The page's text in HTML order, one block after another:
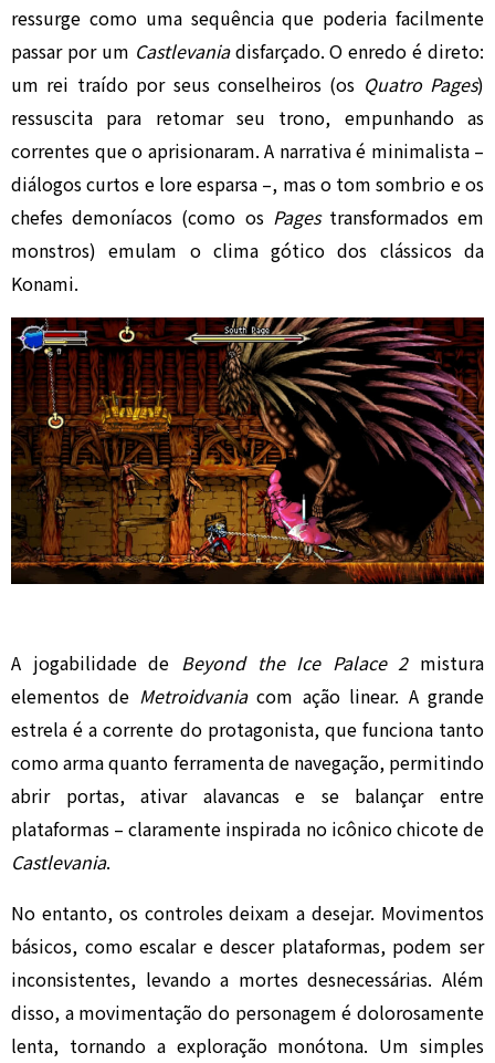
ressurge como uma sequência que poderia facilmente
passar por um Castlevaniadisfarçado. O enredo é direto:
um rei traído por seus conselheiros (os Quatro Pages)
ressuscita para retomar seu trono, empunhando as
correntes que o aprisionaram. A narrativa é minimalista –
diálogos curtos e lore esparsa –, mas o tom sombrio e os
chefes demoníacos (como os Pagestransformados em
monstros) emulam o clima gótico dos clássicos da
Konami.
A jogabilidade de Beyond the Ice Palace 2mistura
elementos de Metroidvaniacom ação linear. A grande
estrela é a corrente do protagonista, que funciona tanto
como arma quanto ferramenta de navegação, permitindo
abrir portas, ativar alavancas e se balançar entre
plataformas – claramente inspirada no icônico chicote de
Castlevania.
No entanto, os controles deixam a desejar. Movimentos
básicos, como escalar e descer plataformas, podem ser
inconsistentes, levando a mortes desnecessárias. Além
disso, a movimentação do personagem é dolorosamente
lenta, tornando a exploração monótona. Um simples